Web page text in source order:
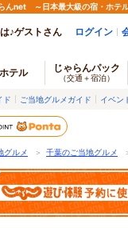
んnet ～日本最大級の宿・ホテ
♪ゲストさん ログイン
テル じゃらんパック
（交通＋宿泊）
ド ご当地グルメガイド イベン
グルメ ＞ 千葉のご当地グルメ